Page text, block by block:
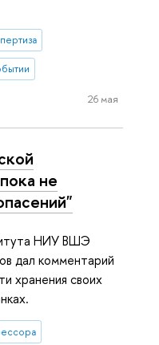
26 мая
не
НИУ ВШЭ
дал комментарий
хранения своих